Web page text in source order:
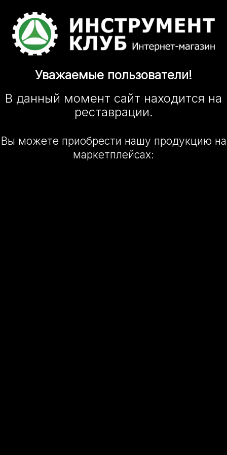
Уважаемые пользователи!
В данный момент сайт находится на
реставрации.
Вы можете приобрести нашу продукцию на
маркетплейсах: